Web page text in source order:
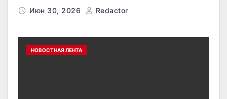
Июн 30, 2026 Redactor
НОВОСТНАЯ ЛЕНТА